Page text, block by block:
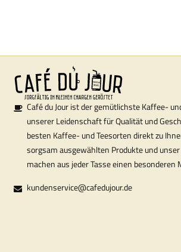
Café du Jour ist der gemütlichste Kaffee-
unserer Leidenschaft für Qualität und
besten Kaffee- und Teesorten direkt zu
sorgsam ausgewählten Produkte und
machen aus jeder Tasse einen besonderen
kundenservice@cafedujour.de